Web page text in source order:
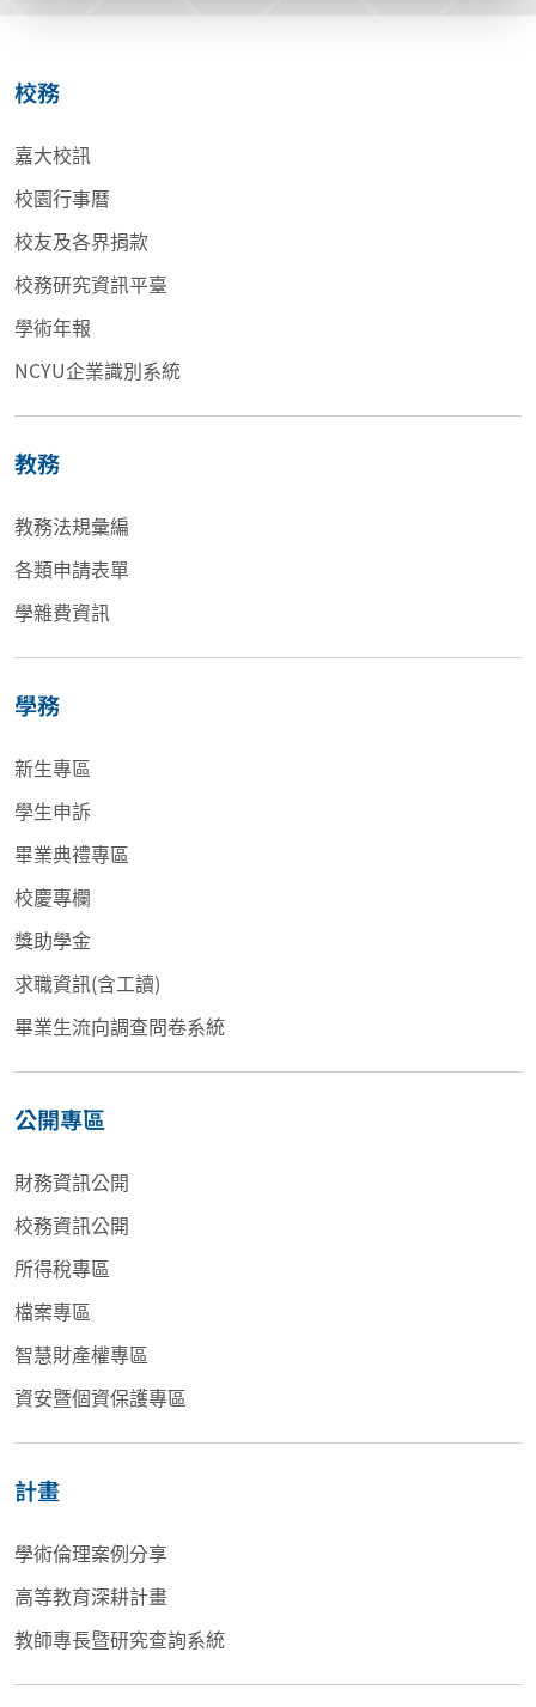
校務
嘉大校訊
校園行事曆
校友及各界捐款
校務研究資訊平臺
學術年報
NCYU企業識別系統
教務
教務法規彙編
各類申請表單
學雜費資訊
學務
新生專區
學生申訴
畢業典禮專區
校慶專欄
獎助學金
求職資訊(含工讀)
畢業生流向調查問卷系統
公開專區
財務資訊公開
校務資訊公開
所得稅專區
檔案專區
智慧財產權專區
資安暨個資保護專區
計畫
學術倫理案例分享
高等教育深耕計畫
教師專長暨研究查詢系統